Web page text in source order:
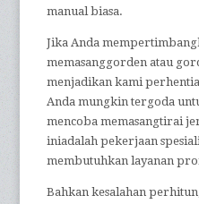
manual biasa.
Jika Anda
memasanggorden atau
menjadikan kami
Anda mungkin tergoda
mencoba memasangtirai
iniadalah pekerjaan
membutuhkan layanan
Bahkan kesalahan